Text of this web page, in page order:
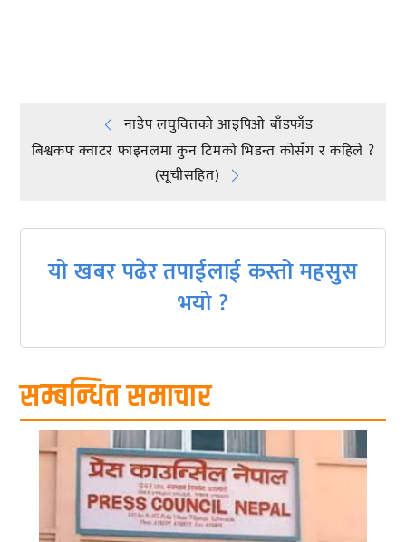
Post
navigation
नाडेप लघुवित्तको आइपिओ बाँडफाँड
बिश्वकपः क्वाटर फाइनलमा कुन टिमको भिडन्त कोसँग र कहिले ?
(सूचीसहित)
यो खबर पढेर तपाईलाई कस्तो महसुस
भयो ?
सम्बन्धित समाचार